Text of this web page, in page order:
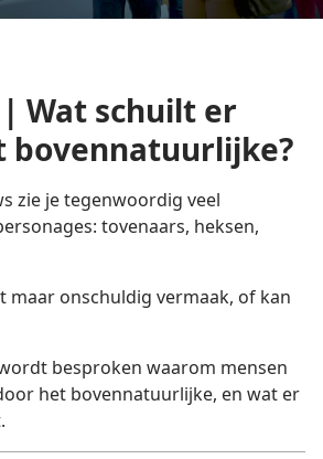
| Wat schuilt er
bovennatuurlijke?
zie je tegenwoordig veel
tovenaars, heksen,
maar onschuldig vermaak, of kan
besproken waarom mensen
het bovennatuurlijke, en wat er